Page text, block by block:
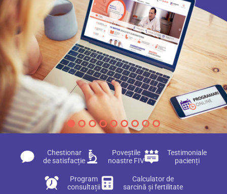
Chestionar
de satisfacție
Poveștile
noastre FIV
Testimoniale
pacienți
Program
consultații
Calculator de
sarcină și fertilitate